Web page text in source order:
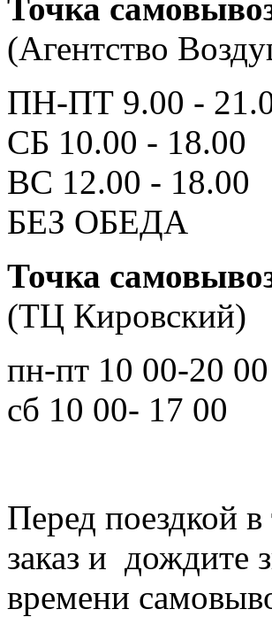
Точка
(Агентство
ПН-ПТ 9.00 -
СБ 10.00 - 18.00
ВС 12.00 - 18.00
БЕЗ ОБЕДА
Точка
(ТЦ Кировский)
пн-пт 10 00-20 00
сб 10 00- 17 00
Перед поездкой в
заказ и дождите
времени